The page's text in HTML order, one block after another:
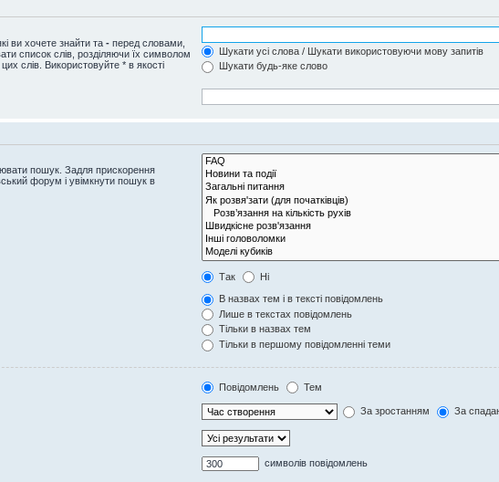
ви хочете знайти та - перед словами,
список слів, розділяючи їх символом
слів. Використовуйте * в якості
Шукати усі слова / Шукати використовуючи мову запитів
Шукати будь-яке слово
пошук. Задля прискорення
форум і увімкнути пошук в
Так Ні
В назвах тем і в тексті повідомлень
Лише в текстах повідомлень
Тільки в назвах тем
Тільки в першому повідомленні теми
Повідомлень Тем
За зростанням За
символів повідомлень